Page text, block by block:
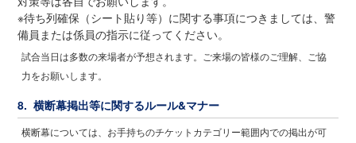
※待ち列確保（シート貼り等）に関する事項につきましては、警
備員または係員の指示に従ってください。
試合当日は多数の来場者が予想されます。ご来場の皆様のご理解、ご協
力をお願いします。
8. 横断幕掲出等に関するルール&マナー
横断幕については、お手持ちのチケットカテゴリー範囲内での掲出が可